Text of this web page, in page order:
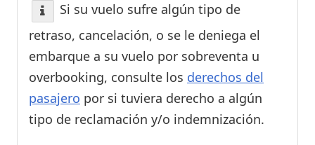
Si su vuelo sufre algún tipo de
retraso, cancelación, o se le deniega el
embarque a su vuelo por sobreventa u
overbooking, consulte los derechos del
pasajero por si tuviera derecho a algún
tipo de reclamación y/o indemnización.